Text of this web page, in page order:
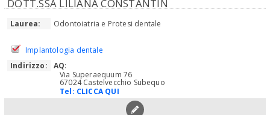
DOTT.SSA LILIANA CONSTANTIN
Laurea: Odontoiatria e Protesi dentale
Implantologia dentale
Indirizzo:
AQ:
Via Superaequum 76
67024 Castelvecchio Subequo
Tel: CLICCA QUI